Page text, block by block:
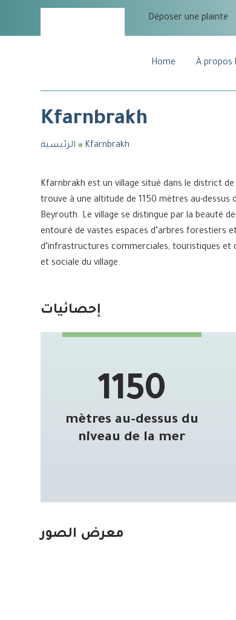
Déposer une plainte
Home À propos
Kfarnbrakh
الرئيسية Kfarnbrakh
Kfarnbrakh est un village situé dans le district
trouve à une altitude de 1150 mètres au-
Beyrouth. Le village se distingue par la beauté
entouré de vastes espaces d’arbres forestiers
d’infrastructures commerciales, touristiques et
et sociale du village.
إحصائيات
1150
mètres au-dessus du
niveau de la mer
معرض الصور